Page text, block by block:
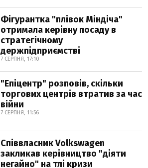
Фігурантка "плівок Міндіча"
отримала керівну посаду в
стратегічному
держпідприємстві
7 СЕРПНЯ, 17:10
"Епіцентр" розповів, скільки
торгових центрів втратив за час
війни
7 СЕРПНЯ, 11:56
Співвласник Volkswagen
закликав керівництво "діяти
негайно" на тлі кризи